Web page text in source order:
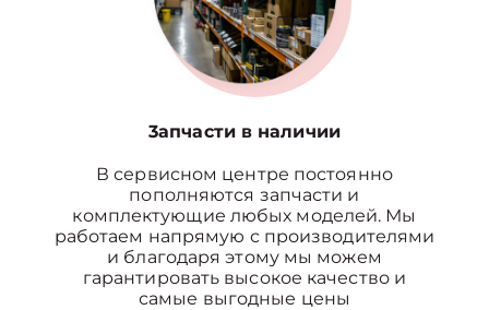
3апчасти в наличии
В сервисном центре постоянно
пополняются запчасти и
комплектующие любых моделей. Мы
работаем напрямую с производителями
и благодаря этому мы можем
гарантировать высокое качество и
самые выгодные цены